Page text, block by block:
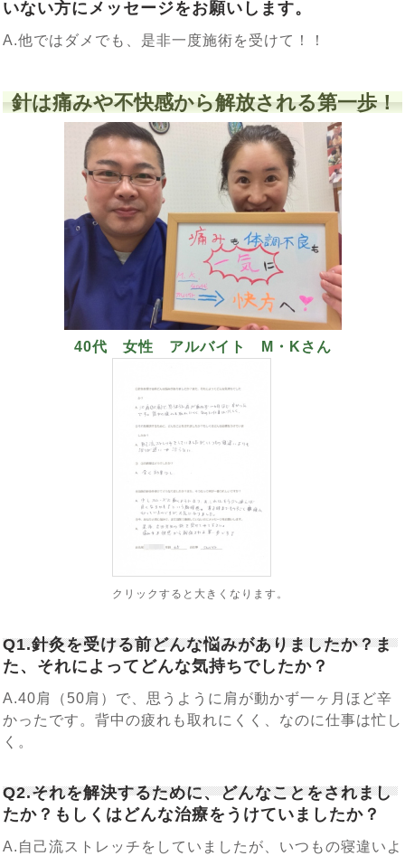
いない方にメッセージをお願いします。
A.他ではダメでも、是非一度施術を受けて！！
針は痛みや不快感から解放される第一歩！
40代 女性 アルバイト M・Kさん
クリックすると大きくなります。
Q1.針灸を受ける前どんな悩みがありましたか？ま
た、それによってどんな気持ちでしたか？
A.40肩（50肩）で、思うように肩が動かず一ヶ月ほど辛
かったです。背中の疲れも取れにくく、なのに仕事は忙し
く。
Q2.それを解決するために、どんなことをされまし
たか？もしくはどんな治療をうけていましたか？
A.自己流ストレッチをしていましたが、いつもの寝違いよ